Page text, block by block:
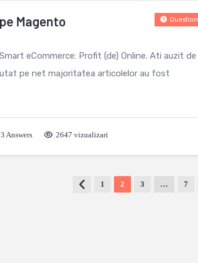
Magento Question
eCommerce: Profit (de) Online. Ati auzit de
pe net majoritatea articolelor au fost
3 Answers 2647 vizualizari
1 2 3 … 7